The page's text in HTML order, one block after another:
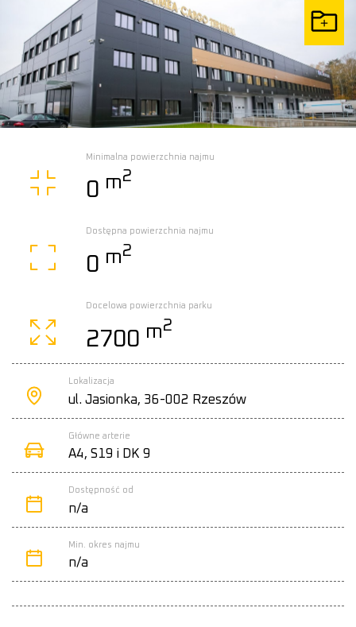
Minimalna powierzchnia najmu
0 m2
Dostępna powierzchnia najmu
0 m2
Docelowa powierzchnia parku
2700 m2
Lokalizacja
ul. Jasionka, 36-002 Rzeszów
Główne arterie
A4, S19 i DK 9
Dostępność od
n/a
Min. okres najmu
n/a